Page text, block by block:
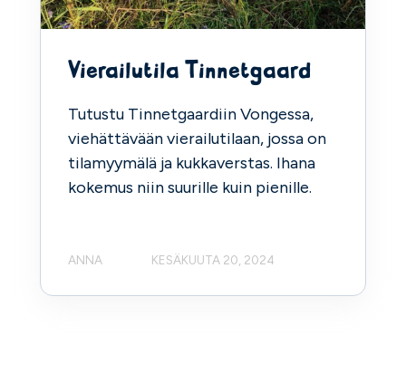
Vierailutila Tinnetgaard
Tutustu Tinnetgaardiin Vongessa,
viehättävään vierailutilaan, jossa on
tilamyymälä ja kukkaverstas. Ihana
kokemus niin suurille kuin pienille.
ANNA KESÄKUUTA 20, 2024